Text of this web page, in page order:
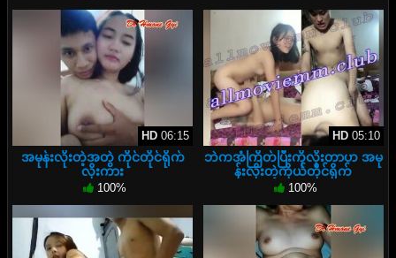
HD06:15
အမုန်းလိုးတဲ့အတွဲ ကိုင်တိုင်ရိုက်
လိုးကား
100%
HD05:10
ဘဲကအံကြိတ်ပြီးကိုလိုးတာဟ အမု
န်းလိုးတဲ့ကိုယ်တိုင်ရိုက်
100%